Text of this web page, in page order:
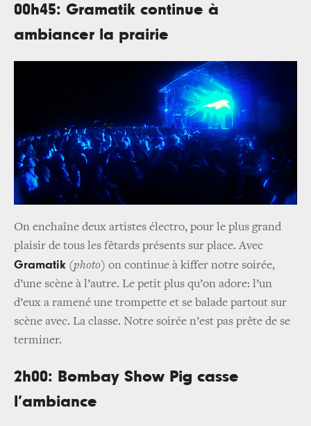
00h45: Gramatik continue à
ambiancer la prairie
On enchaîne deux artistes électro, pour le plus grand
plaisir de tous les fêtards présents sur place. Avec
Gramatik (photo) on continue à kiffer notre soirée,
d’une scène à l’autre. Le petit plus qu’on adore: l’un
d’eux a ramené une trompette et se balade partout sur
scène avec. La classe. Notre soirée n’est pas prête de se
terminer.
2h00: Bombay Show Pig casse
l’ambiance